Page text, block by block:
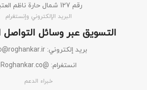
رقم 127 شمال حارة ناظم العتبة
البريد الإلكتروني وإنستغرام
التسويق عبر وسائل التواصل
بريد إلكتروني: info@roghankar.ir
انستغرام: @Roghankar.co
خبراء الدعم